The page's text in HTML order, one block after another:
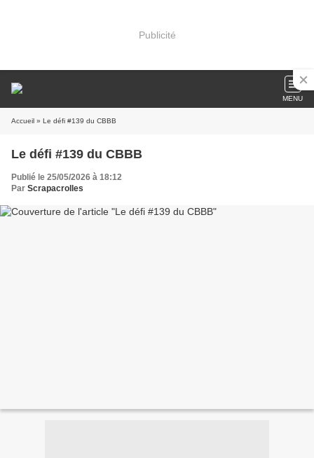
Publicité
MENU
Accueil » Le défi #139 du CBBB
Le défi #139 du CBBB
Publié le 25/05/2026 à 18:12
Par Scrapacrolles